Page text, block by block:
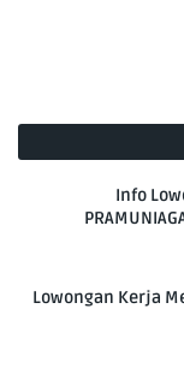
Info
Lowongan Kerja